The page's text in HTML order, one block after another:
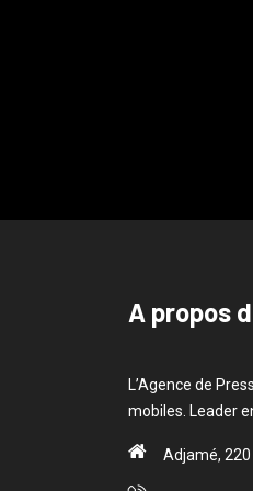
A propos
L’Agence de
mobiles. Leader
Adjamé,